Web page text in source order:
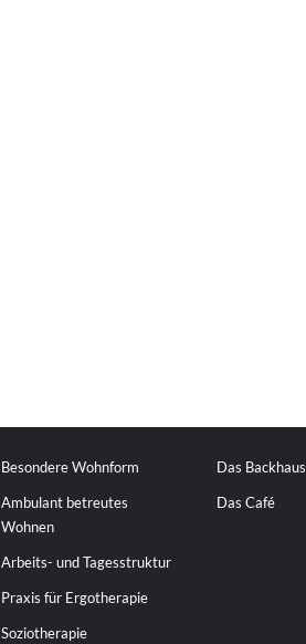
Besondere Wohnform
Ambulant betreutes
Wohnen
Arbeits- und Tagesstruktur
Praxis für Ergotherapie
Soziotherapie
Das Backhaus
Das Café